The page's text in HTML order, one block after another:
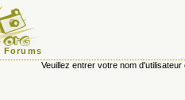
Forums
Veuillez entrer votre nom